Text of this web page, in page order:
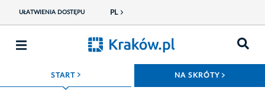
UŁATWIENIA DOSTĘPU PL
START NA SKRÓTY